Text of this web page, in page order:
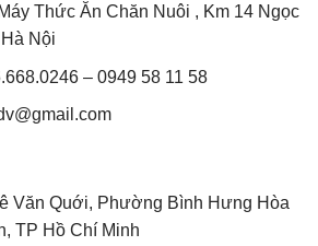
Thức Ăn Chăn Nuôi , Km 14 Ngọc
Nội
– 0949 58 11 58
Văn Quới, Phường Bình Hưng Hòa
TP Hồ Chí Minh